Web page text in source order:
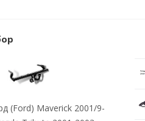
(Ford) Maverick 2001/9-